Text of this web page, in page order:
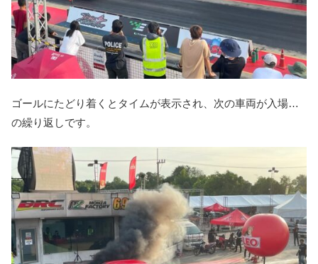
ゴールにたどり着くとタイムが表示され、次の車両が入場…
の繰り返しです。